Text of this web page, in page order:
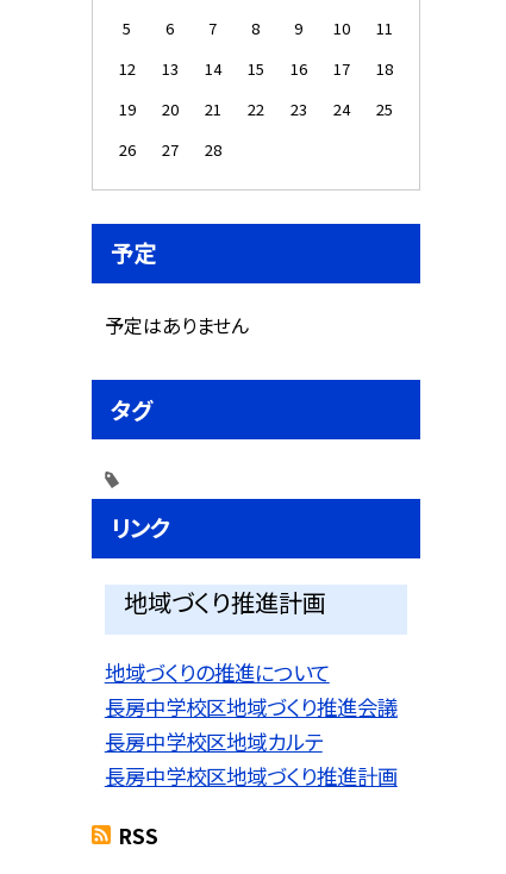
5
6 7 8 9 10
11
12
13 14 15 16 17
18
19
20 21 22 23 24
25
26
27 28
予定
予定はありません
タグ
リンク
地域づくり推進計画
地域づくりの推進について
長房中学校区地域づくり推進会議
長房中学校区地域カルテ
長房中学校区地域づくり推進計画
RSS